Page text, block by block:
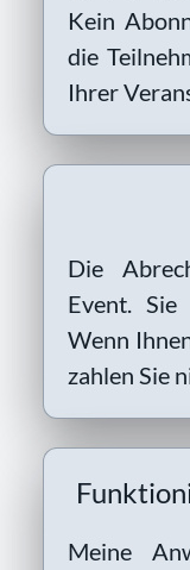
Kein
die
Ihrer
Die
Event.
Wenn
zahlen Sie
Meine